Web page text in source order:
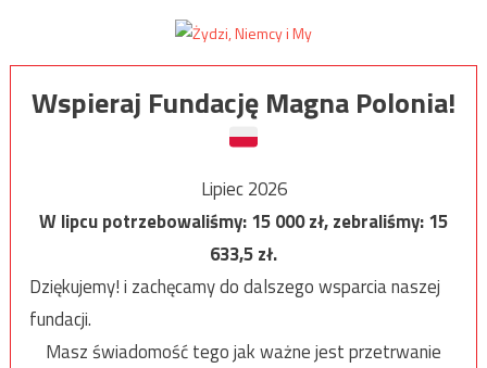
Wspieraj Fundację Magna Polonia!
Lipiec 2026
W lipcu potrzebowaliśmy:15 000zł, zebraliśmy:15
633,5zł.
Dziękujemy! i zachęcamy do dalszego wsparcia naszej
fundacji.
Masz świadomość tego jak ważne jest przetrwanie